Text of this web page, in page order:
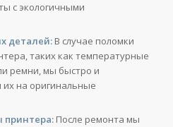
с экологичными
деталей:В случае поломки
таких как температурные
ремни, мы быстро и
на оригинальные
принтера:После ремонта мы